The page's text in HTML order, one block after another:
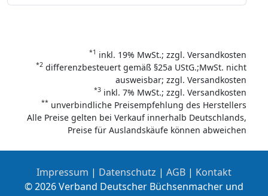
*1 inkl. 19% MwSt.; zzgl. Versandkosten
*2 differenzbesteuert gemäß §25a UStG.;MwSt. nicht
ausweisbar; zzgl. Versandkosten
*3 inkl. 7% MwSt.; zzgl. Versandkosten
** unverbindliche Preisempfehlung des Herstellers
Alle Preise gelten bei Verkauf innerhalb Deutschlands,
Preise für Auslandskäufe können abweichen
Impressum | Datenschutz | AGB | Kontakt
© 2026 Verband Deutscher Büchsenmacher und